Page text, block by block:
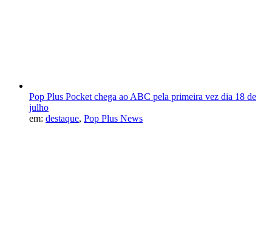
Pop Plus Pocket chega ao ABC pela primeira vez dia 18 de
julho
em: destaque, Pop Plus News